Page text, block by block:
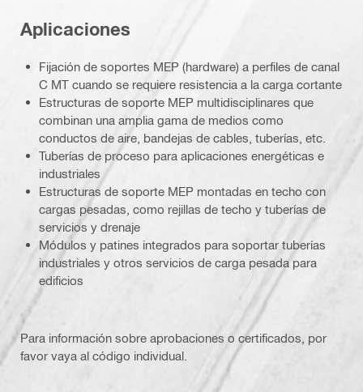
Aplicaciones
Fijación de soportes MEP (hardware) a perfiles de canal
C MT cuando se requiere resistencia a la carga cortante
Estructuras de soporte MEP multidisciplinares que
combinan una amplia gama de medios como
conductos de aire, bandejas de cables, tuberías, etc.
Tuberías de proceso para aplicaciones energéticas e
industriales
Estructuras de soporte MEP montadas en techo con
cargas pesadas, como rejillas de techo y tuberías de
servicios y drenaje
Módulos y patines integrados para soportar tuberías
industriales y otros servicios de carga pesada para
edificios
Para información sobre aprobaciones o certificados, por
favor vaya al código individual.